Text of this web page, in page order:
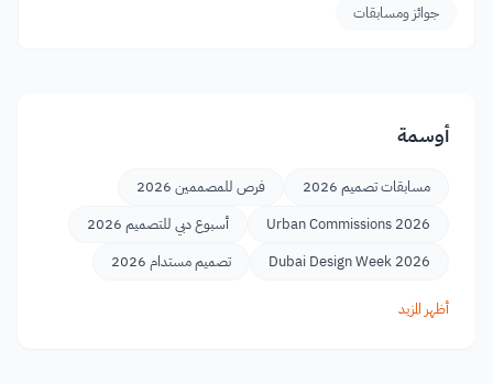
جوائز ومسابقات
أوسمة
مسابقات تصميم 2026
فرص للمصممين 2026
Urban Commissions 2026
أسبوع دبي للتصميم 2026
Dubai Design Week 2026
تصميم مستدام 2026
أظهر المزيد